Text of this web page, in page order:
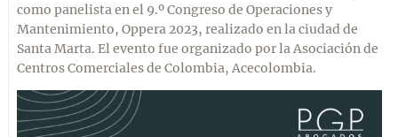
como panelista en el 9.º Congreso de Operaciones y
Mantenimiento, Oppera 2023, realizado en la ciudad de
Santa Marta. El evento fue organizado por la Asociación de
Centros Comerciales de Colombia, Acecolombia.